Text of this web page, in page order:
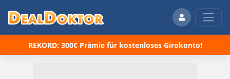
REKORD: 300€ Prämie für kostenloses Girokonto!